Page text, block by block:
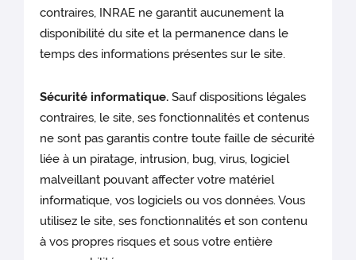
contraires, INRAE ne garantit aucunement la
disponibilité du site et la permanence dans le
temps des informations présentes sur le site.
Sécurité informatique. Sauf dispositions légales
contraires, le site, ses fonctionnalités et contenus
ne sont pas garantis contre toute faille de sécurité
liée à un piratage, intrusion, bug, virus, logiciel
malveillant pouvant affecter votre matériel
informatique, vos logiciels ou vos données. Vous
utilisez le site, ses fonctionnalités et son contenu
à vos propres risques et sous votre entière